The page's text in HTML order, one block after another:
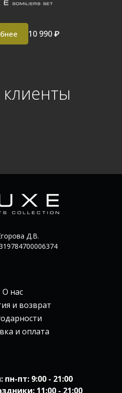
10 990 ₽
Д.В.
О нас
и возврат
и оплата
пт: 9:00 - 21:00
11:00 - 21:00